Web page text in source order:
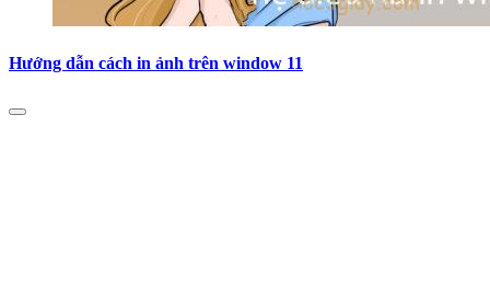
Hướng dẫn cách in ảnh trên window 11